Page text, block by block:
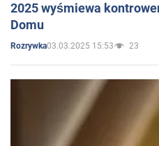
2025 wyśmiewa
Domu
Rozrywka03.03.2025 15:53 23